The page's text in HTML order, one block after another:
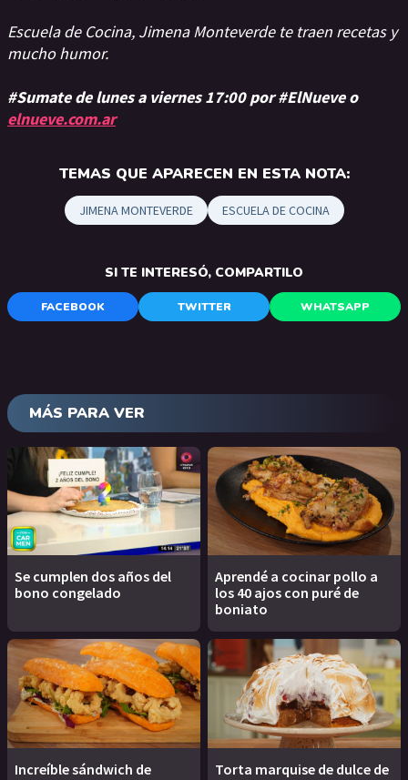
Escuela de Cocina, Jimena Monteverde te traen recetas y
mucho humor.
#Sumate de lunes a viernes 17:00 por #ElNueve o
elnueve.com.ar
TEMAS QUE APARECEN EN ESTA NOTA:
JIMENA MONTEVERDE ESCUELA DE COCINA
SI TE INTERESÓ, COMPARTILO
FACEBOOK TWITTER WHATSAPP
MÁS PARA VER
Se cumplen dos años del
bono congelado
Aprendé a cocinar pollo a
los 40 ajos con puré de
boniato
Increíble sándwich de
Torta marquise de dulce de